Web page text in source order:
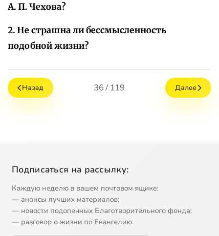
А. П. Чехова?
2. Не страшна ли бессмысленность
подобной жизни?
Назад 36 / 119 Далее
Подписаться на рассылку:
Каждую неделю в вашем почтовом ящике:
— анонсы лучших материалов;
— новости подопечных Благотворительного фонда;
— разговор о жизни по Евангелию.